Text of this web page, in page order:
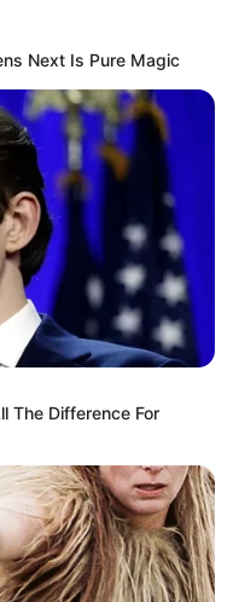
Das Grenzmuseum
die deutsche Teilung
und Hass.
und Schüler in
Wefensleben,
und Morsleben:
- Unmittelbar hinter
DDR-Grenze. Auf
die Grenzsperranlage
Lichttrasse,
und
Anlage wird von der
Marienborn betreut.
Next Is Pure Magic
The Difference For